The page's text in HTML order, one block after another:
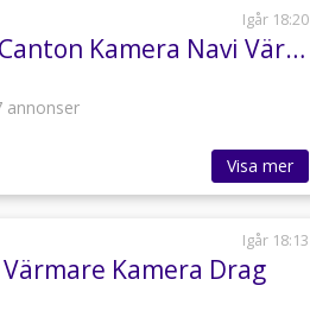
Igår 18:20
Skoda Karoq TDI 4x4 Style Drag Canton Kamera Navi Värmare
annonser
Visa mer
Igår 18:13
Kamera Drag